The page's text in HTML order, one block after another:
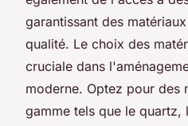
garantissant des
qualité. Le choix des
cruciale dans
moderne. Optez pour des
gamme tels que le